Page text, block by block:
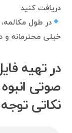
دریافت کنید
در طول
خیلی محترمانه و
در تهیه
نکاتی